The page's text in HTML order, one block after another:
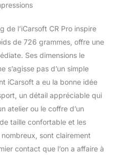
suivants :
transmission, ABS,
verrouillage
frein de
du service
bien plus encore.
facile de
l'appareil grâce à la prise
de manière
et ne
de l’iCarsoft CR Pro inspire
de 726 grammes, offre une
Ses dimensions le
s’agisse pas d’un simple
iCarsoft a eu la bonne idée
un détail appréciable qui
atelier ou le coffre d’un
taille confortable et les
sont clairement
contact que l’on a affaire à